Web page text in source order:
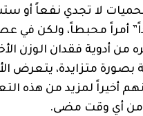
لا تجدي نفعاً أو
أمراً محبطاً، ولكن في
من أدوية فقدان الوزن
متزايدة، يتعرض
أخيراً لمزيد من هذه
من أي وقت مضى.